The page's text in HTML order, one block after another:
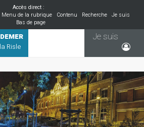
Accès direct :
Menu de la rubrique Contenu Recherche
Je suis
Bas de page
Risle
Je suis